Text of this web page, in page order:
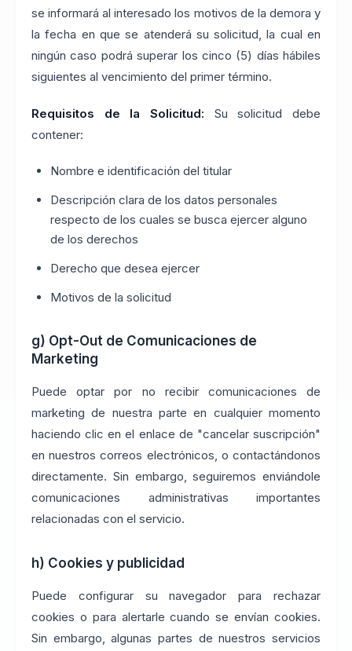
se informará al interesado los motivos de la demora y
la fecha en que se atenderá su solicitud, la cual en
ningún caso podrá superar los cinco (5) días hábiles
siguientes al vencimiento del primer término.
Requisitos de la Solicitud: Su solicitud debe
contener:
Nombre e identificación del titular
Descripción clara de los datos personales
respecto de los cuales se busca ejercer alguno
de los derechos
Derecho que desea ejercer
Motivos de la solicitud
g) Opt-Out de Comunicaciones de
Marketing
Puede optar por no recibir comunicaciones de
marketing de nuestra parte en cualquier momento
haciendo clic en el enlace de "cancelar suscripción"
en nuestros correos electrónicos, o contactándonos
directamente. Sin embargo, seguiremos enviándole
comunicaciones administrativas importantes
relacionadas con el servicio.
h) Cookies y publicidad
Puede configurar su navegador para rechazar
cookies o para alertarle cuando se envían cookies.
Sin embargo, algunas partes de nuestros servicios